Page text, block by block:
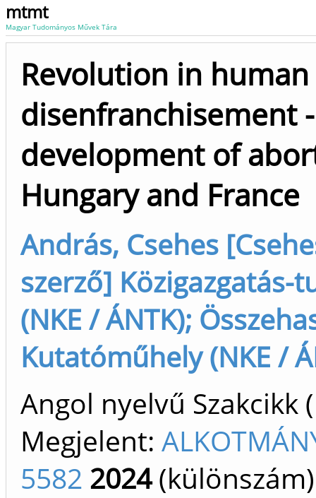
mtmt
Magyar Tudományos Művek Tára
Revolution in
disenfranchisement
development of
Hungary and France
András, Csehes
szerző]
(NKE / ÁNTK);
Kutatóműhely (NKE /
Angol nyelvű
Megjelent:
5582 2024(különszám)